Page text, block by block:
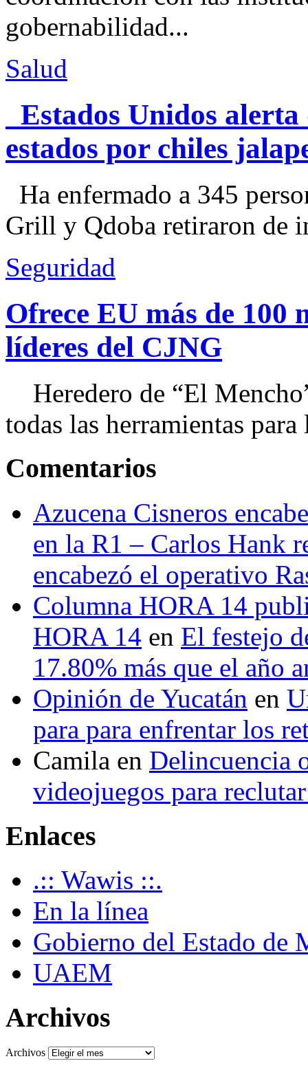
gobernabilidad...
Salud
Estados Unidos alerta
estados por chiles
Ha enfermado a 345
Grill y Qdoba retiraron de
Seguridad
Ofrece EU más de 100
líderes del CJNG
Heredero de “El
todas las herramientas
Comentarios
Azucena Cisneros
en la R1 – Carlos Hank
encabezó el operativo
Columna HORA 14
HORA 14 en El festejo
17.80% más que el año
Opinión de Yucatán en
para para enfrentar los
Camila en Delincuencia
videojuegos para
Enlaces
.:: Wawis ::.
En la línea
Gobierno del Estado de
UAEM
Archivos
Archivos